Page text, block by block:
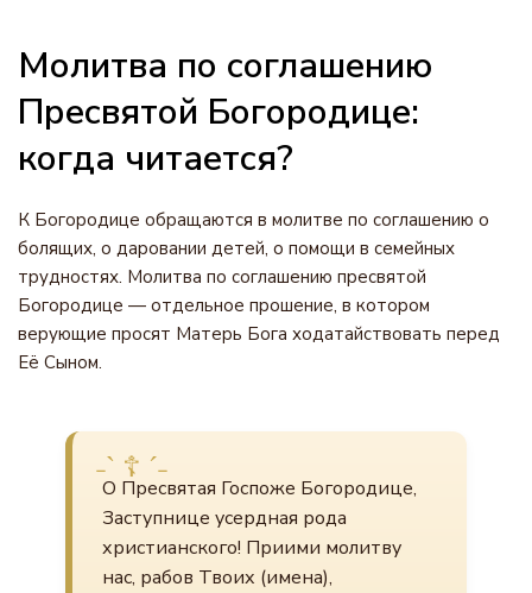
Молитва по соглашению
Пресвятой Богородице:
когда читается?
К Богородице обращаются в молитве по соглашению о
болящих, о даровании детей, о помощи в семейных
трудностях. Молитва по соглашению пресвятой
Богородице — отдельное прошение, в котором
верующие просят Матерь Бога ходатайствовать перед
Её Сыном.
О Пресвятая Госпоже Богородице,
Заступнице усердная рода
христианского! Приими молитву
нас, рабов Твоих (имена),